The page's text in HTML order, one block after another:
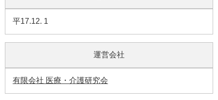
平17.12. 1
運営会社
有限会社 医療・介護研究会